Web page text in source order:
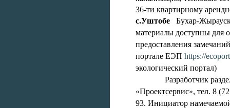
36-ти квартирному
с.Уштобе
Бухар-
материалы доступны для
предоставления
портале ЕЭП https://
экологический портал)
Разработчик
«Проектсервис», тел. 8
93. Инициатор